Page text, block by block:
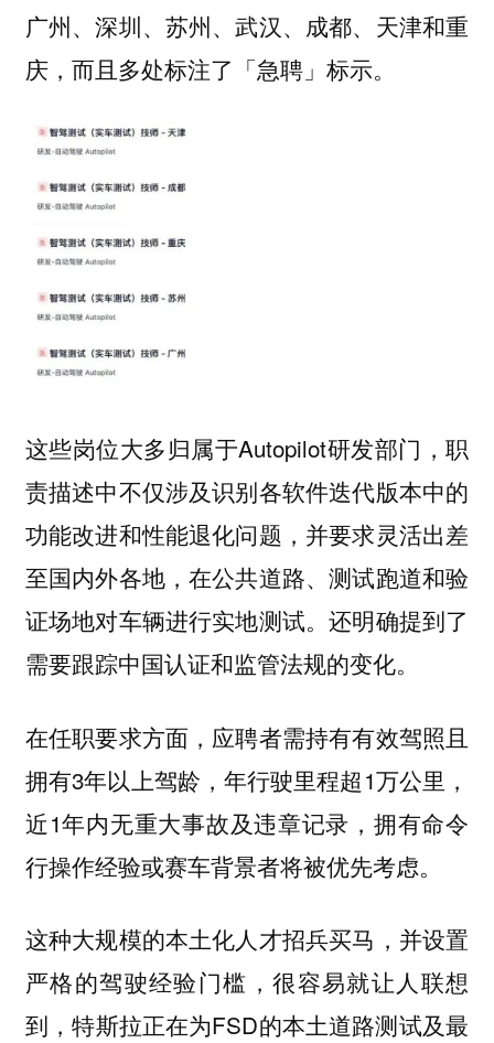
广州、深圳、苏州、武汉、成都、天津和重
庆，而且多处标注了「急聘」标示。
这些岗位大多归属于Autopilot研发部门，职
责描述中不仅涉及识别各软件迭代版本中的
功能改进和性能退化问题，并要求灵活出差
至国内外各地，在公共道路、测试跑道和验
证场地对车辆进行实地测试。还明确提到了
需要跟踪中国认证和监管法规的变化。
在任职要求方面，应聘者需持有有效驾照且
拥有3年以上驾龄，年行驶里程超1万公里，
近1年内无重大事故及违章记录，拥有命令
行操作经验或赛车背景者将被优先考虑。
这种大规模的本土化人才招兵买马，并设置
严格的驾驶经验门槛，很容易就让人联想
到，特斯拉正在为FSD的本土道路测试及最